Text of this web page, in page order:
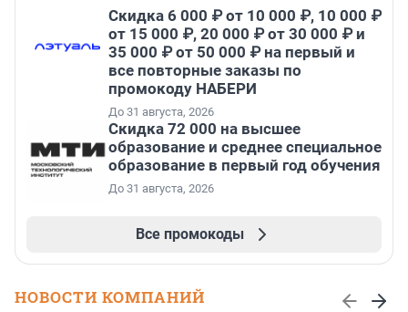
Скидка 6 000 ₽ от 10 000 ₽, 10 000 ₽
от 15 000 ₽, 20 000 ₽ от 30 000 ₽ и
35 000 ₽ от 50 000 ₽ на первый и
все повторные заказы по
промокоду НАБЕРИ
До 31 августа, 2026
Скидка 72 000 на высшее
образование и среднее специальное
образование в первый год обучения
До 31 августа, 2026
Все промокоды
НОВОСТИ КОМПАНИЙ